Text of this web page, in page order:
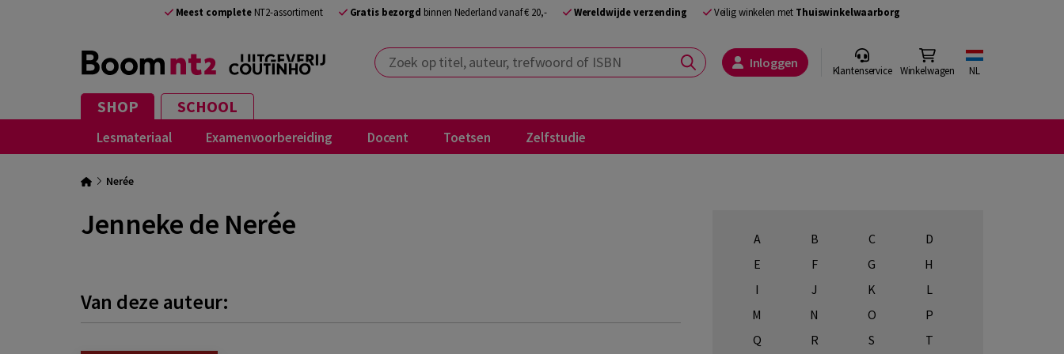
Meest completeNT2-assortiment Gratis bezorgd binnen Nederland vanaf € 20,- Wereldwijde verzending Veilig winkelen met Thuiswinkelwaarborg
Zoek op titel, auteur, trefwoord of ISBN Inloggen Klantenservice Winkelwagen NL
SHOP SCHOOL
Lesmateriaal Examenvoorbereiding Docent Toetsen Zelfstudie
Nerée
Jenneke de Nerée
Van deze auteur:
A B C
D
E
F G
H
I
J K
L
M
N O
P
Q
R S
T